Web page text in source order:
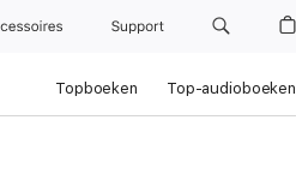
Support
Topboeken Top-audioboeken